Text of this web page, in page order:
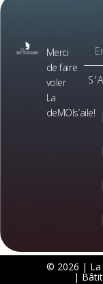
Merci
de faire
voler
La
deMOIs’aile!
© 2026 | La
|